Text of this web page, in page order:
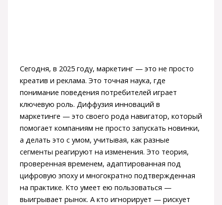
Сегодня, в 2025 году, маркетинг — это не просто
креатив и реклама. Это точная наука, где
понимание поведения потребителей играет
ключевую роль. Диффузия инноваций в
маркетинге — это своего рода навигатор, который
помогает компаниям не просто запускать новинки,
а делать это с умом, учитывая, как разные
сегменты реагируют на изменения. Это теория,
проверенная временем, адаптированная под
цифровую эпоху и многократно подтвержденная
на практике. Кто умеет ею пользоваться —
выигрывает рынок. А кто игнорирует — рискует